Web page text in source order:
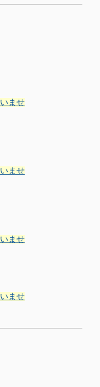
ませ
ませ
ませ
ませ